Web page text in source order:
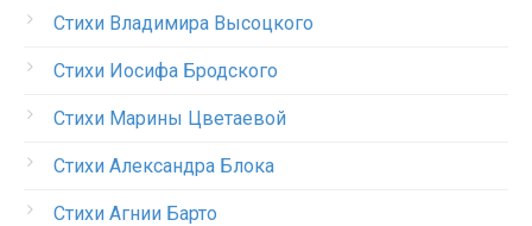
Стихи Владимира Высоцкого
Стихи Иосифа Бродского
Стихи Марины Цветаевой
Стихи Александра Блока
Стихи Агнии Барто